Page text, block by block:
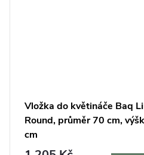
Vložka do květináče Baq
Round, průměr 70 cm,
cm